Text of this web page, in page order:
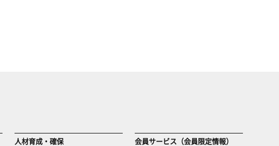
人材育成・確保 会員サービス（会員限定情報）